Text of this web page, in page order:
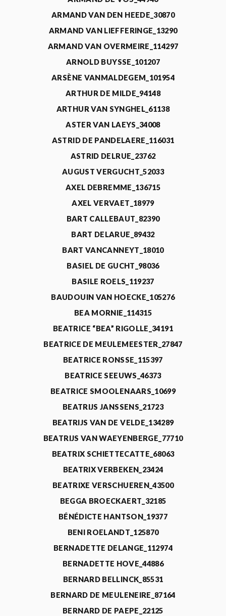
ARMAND VAN DEN HEEDE_30870
ARMAND VAN LIEFFERINGE_13290
ARMAND VAN OVERMEIRE_114297
ARNOLD BUYSSE_101207
ARSÈNE VANMALDEGEM_101954
ARTHUR DE MILDE_94148
ARTHUR VAN SYNGHEL_61138
ASTER VAN LAEYS_34008
ASTRID DE PANDELAERE_116031
ASTRID DELRUE_23762
AUGUST VERGUCHT_52033
AXEL DEBREMME_136715
AXEL VERVAET_18979
BART CALLEBAUT_82390
BART DELARUE_89432
BART VANCANNEYT_18010
BASIEL DE GUCHT_98036
BASILE ROELS_119237
BAUDOUIN VAN HOECKE_105276
BEA MORNIE_114315
BEATRICE “BEA” RIGOLLE_34191
BEATRICE DE MEULEMEESTER_27847
BEATRICE RONSSE_115397
BEATRICE SEEUWS_46373
BEATRICE SMOOLENAARS_10699
BEATRIJS JANSSENS_21723
BEATRIJS VAN DE VELDE_134289
BEATRIJS VAN WAEYENBERGE_77710
BEATRIX SCHIETTECATTE_68063
BEATRIX VERBEKEN_23424
BEATRIXE VERSCHUEREN_43500
BEGGA BROECKAERT_32185
BÉNÉDICTE HANTSON_19377
BENI ROELANDT_125870
BERNADETTE DELANGE_112974
BERNADETTE HOVE_44886
BERNARD BELLINCK_85531
BERNARD DE MEULENEIRE_87164
BERNARD DE PAEPE_22125